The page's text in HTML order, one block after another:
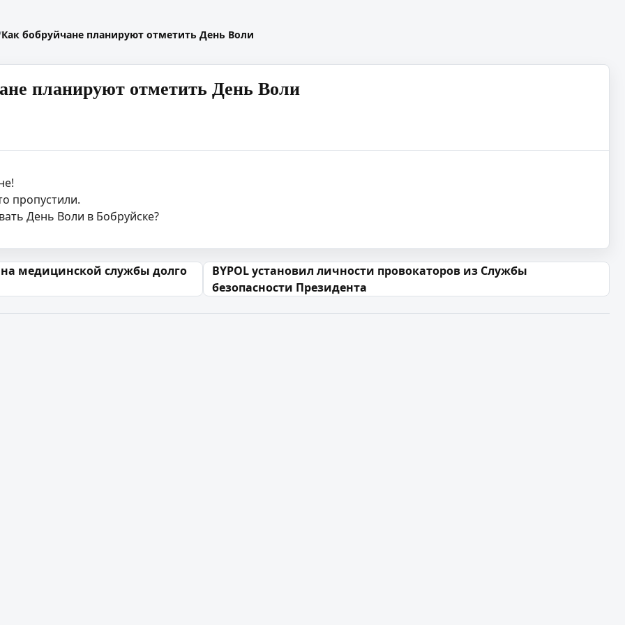
Как бобруйчане планируют отметить День Воли
планируют отметить День Воли
пропустили.
День Воли в Бобруйске?
медицинской службы долго
BYPOL установил личности провокаторов из Службы
безопасности Президента